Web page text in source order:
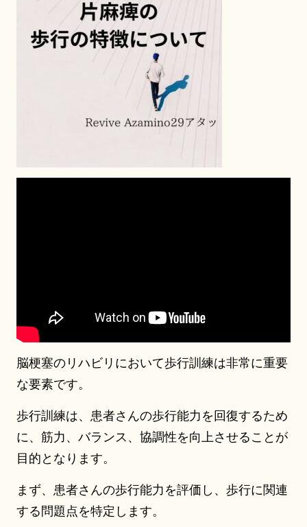
脳梗塞のリハビリにおいて歩行訓練は非常に重要
な要素です。
歩行訓練は、患者さんの歩行能力を回復するため
に、筋力、バランス、協調性を向上させることが
目的となります。
まず、患者さんの歩行能力を評価し、歩行に関連
する問題点を特定します。